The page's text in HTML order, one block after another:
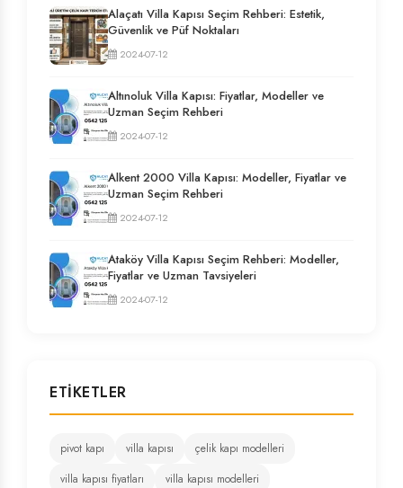
Alaçatı Villa Kapısı Seçim Rehberi: Estetik,
Güvenlik ve Püf Noktaları
2024-07-12
Altınoluk Villa Kapısı: Fiyatlar, Modeller ve
Uzman Seçim Rehberi
2024-07-12
Alkent 2000 Villa Kapısı: Modeller, Fiyatlar ve
Uzman Seçim Rehberi
2024-07-12
Ataköy Villa Kapısı Seçim Rehberi: Modeller,
Fiyatlar ve Uzman Tavsiyeleri
2024-07-12
ETIKETLER
pivot kapı villa kapısı
çelik kapı modelleri
villa kapısı fiyatları
villa kapısı modelleri